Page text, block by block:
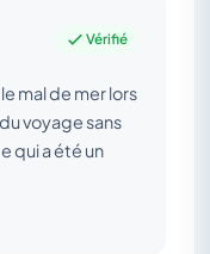
Vérifié
mal de mer lors
voyage sans
qui a été un